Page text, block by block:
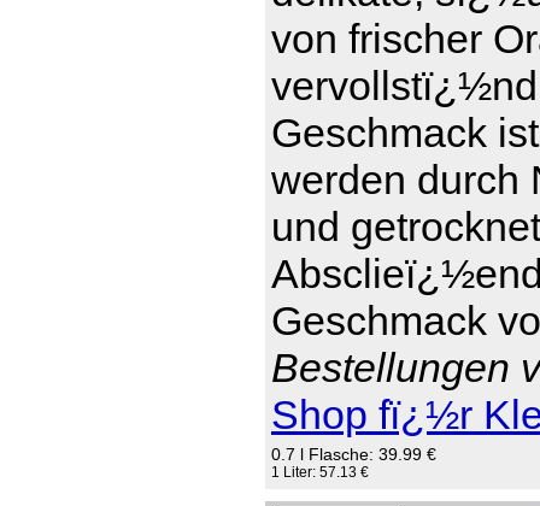
von frischer
Geschmack
werden durch
und
Geschmack
Bestellungen
Shop fï¿½r
0.7 l Flasche: 39.99 €
1 Liter: 57.13 €